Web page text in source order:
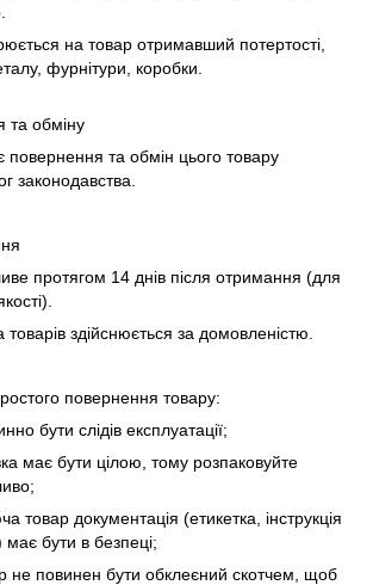
на товар отримавший потертості,
фурнітури, коробки.
та обміну
повернення та обмін цього товару
законодавства.
протягом 14 днів після отримання (для
здійснюється за домовленістю.
повернення товару:
бути слідів експлуатації;
має бути цілою, тому розпаковуйте
товар документація (етикетка, інструкція
бути в безпеці;
не повинен бути обклеєний скотчем, щоб